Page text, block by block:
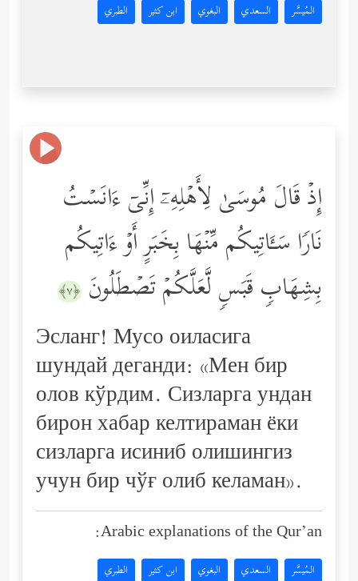
المُيسَّر السعدي البغوي ابن كثير الطبري
إِذۡ قَالَ مُوسَىٰ لِأَهۡلِهِۦۤ إِنِّیۤ ءَانَسۡتُ
نَارࣰا سَـَٔاتِیكُم مِّنۡهَا بِخَبَرٍ أَوۡ ءَاتِیكُم
بِشِهَابࣲ قَبَسࣲ لَّعَلَّكُمۡ تَصۡطَلُونَ ﴿٧﴾
Эсланг! Мусо оиласига
шундай деганди: «Мен бир
олов кўрдим. Сизларга ундан
бирон хабар келтираман ёки
сизларга исиниб олишингиз
учун бир чўғ олиб келаман».
Arabic explanations of the Qur’an:
المُيسَّر السعدي البغوي ابن كثير الطبري